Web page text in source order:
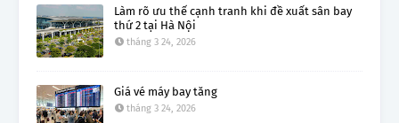
Làm rõ ưu thế cạnh tranh khi đề xuất sân bay
thứ 2 tại Hà Nội
tháng 3 24, 2026
Giá vé máy bay tăng
tháng 3 24, 2026